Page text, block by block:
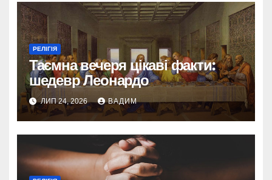
РЕЛІГІЯ
Таємна вечеря цікаві факти:
шедевр Леонардо
ЛИП 24, 2026 ВАДИМ